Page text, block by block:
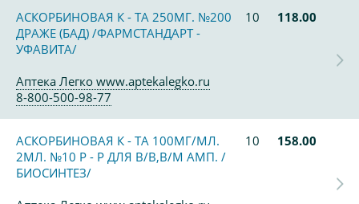
АСКОРБИНОВАЯ К - ТА 250МГ. №200
ДРАЖЕ (БАД) /ФАРМСТАНДАРТ -
УФАВИТА/
10 118.00
Аптека Легко www.aptekalegko.ru
8-800-500-98-77
АСКОРБИНОВАЯ К - ТА 100МГ/МЛ.
2МЛ. №10 Р - Р ДЛЯ В/В,В/М АМП. /
БИОСИНТЕЗ/
10 158.00